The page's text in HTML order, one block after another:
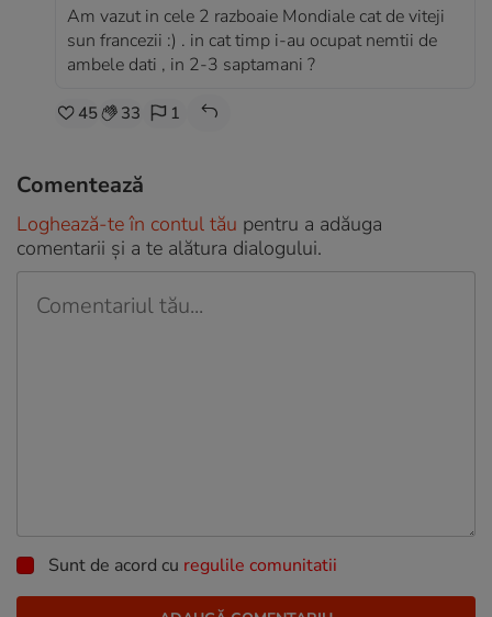
Am vazut in cele 2 razboaie Mondiale cat de viteji
sun francezii :) . in cat timp i-au ocupat nemtii de
ambele dati , in 2-3 saptamani ?
45 33 1
Comentează
Loghează-te în contul tău pentru a adăuga
comentarii și a te alătura dialogului.
Sunt de acord cu regulile comunitatii